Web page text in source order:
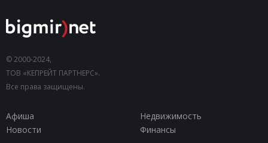
© 2000-2024,
ТОВ «КЕПРЕЙТ ПАРТНЕРС».
Все права защищены.
Афиша
Недвижимость
Новости
Финансы